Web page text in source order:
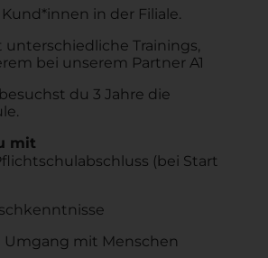
in der Filiale.
unterschiedliche Trainings,
bei unserem Partner A1
du 3 Jahre die
mit
(bei Start
Umgang mit Menschen